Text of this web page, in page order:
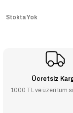
Stokta Yok
Ücretsiz
1000 TL ve üzeri tüm